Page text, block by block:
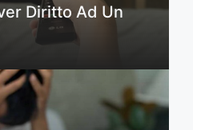
Diritto Ad Un